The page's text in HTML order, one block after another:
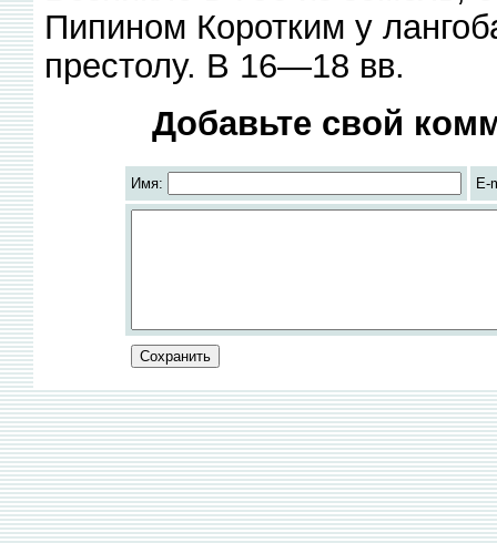
Пипином Коротким у
престолу. В 16—18 вв.
Добавьте свой
Имя: E-